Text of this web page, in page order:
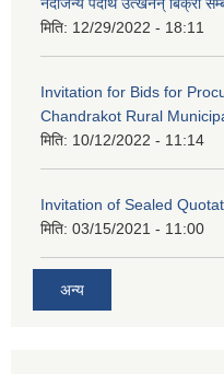
मिति: 12/29/2022 - 18:11
Invitation for Bids for
Chandrakot Rural
मिति: 10/12/2022 - 11:14
Invitation of Sealed
मिति: 03/15/2021 - 11:00
अन्य